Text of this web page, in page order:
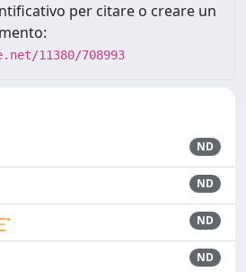
per citare o creare un
11380/708993
ND
ND
ND
ND